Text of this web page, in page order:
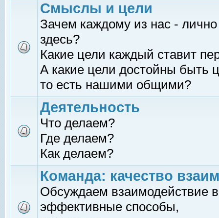
Смыслы и цели
Зачем каждому из нас -
здесь?
Какие цели каждый ставит
А какие цели достойны быть
то есть нашими общими?
Деятельность
Что делаем?
Где делаем?
Как делаем?
Команда: качество
Обсуждаем взаимодействие
эффективные способы,